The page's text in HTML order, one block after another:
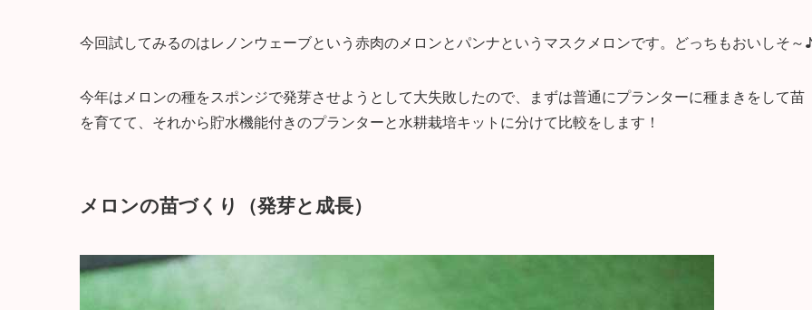
今回試してみるのはレノンウェーブという赤肉のメロンとパンナというマスクメロンです。どっちもおいしそ～
今年はメロンの種をスポンジで発芽させようとして大失敗したので、まずは普通にプランターに種まきをして苗
を育てて、それから貯水機能付きのプランターと水耕栽培キットに分けて比較をします！
メロンの苗づくり（発芽と成長）